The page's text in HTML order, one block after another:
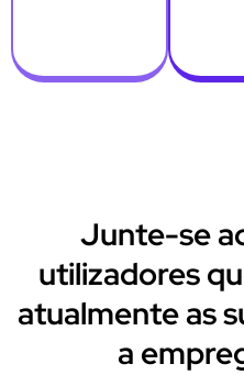
Junte-se
utilizadores
atualmente as
a